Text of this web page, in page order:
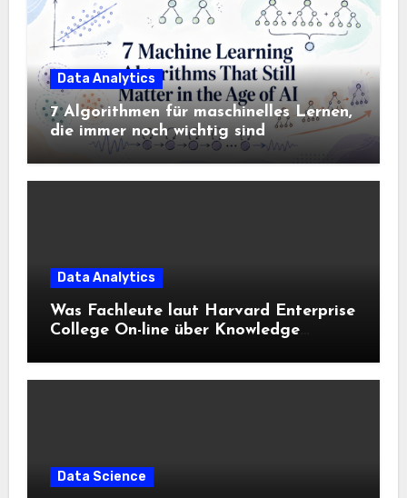
Data Analytics
7 Algorithmen für maschinelles Lernen,
die immer noch wichtig sind
Data Analytics
Was Fachleute laut Harvard Enterprise
College On-line über Knowledge
Data Science